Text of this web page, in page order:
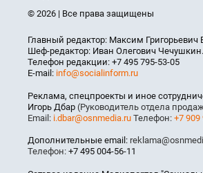
© 2026 | Все права защищены
Главный редактор: Максим Григорьевич
Шеф-редактор: Иван Олегович Чечушкин.
Телефон редакции: +7 495 795-53-05
E-mail: info@socialinform.ru
Реклама, спецпроекты и иное
Игорь Дбар (Руководитель отдела
Email: i.dbar@osnmedia.ru Телефон: +7 909
Дополнительные email:
Телефон: +7 495 004-56-11